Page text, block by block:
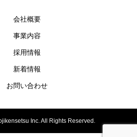
会社概要
事業内容
採用情報
新着情報
お問い合わせ
Inc. All Rights Reserved.